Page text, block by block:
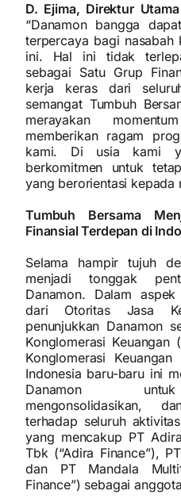
D. Ejima, Direktur
“Danamon bangga
terpercaya bagi nasabah
ini. Hal ini tidak
sebagai Satu Grup
kerja keras dari
semangat Tumbuh
merayakan
memberikan ragam
kami. Di usia kami
berkomitmen untuk
yang berorientasi kepada
Tumbuh Bersama
Finansial Terdepan di
Selama hampir tujuh
menjadi tonggak
Danamon. Dalam
dari Otoritas Jasa
penunjukkan Danamon
Konglomerasi Keuangan
Konglomerasi
Indonesia baru-baru ini
Danamon untuk
mengonsolidasikan,
terhadap seluruh
yang mencakup PT
Tbk (“Adira Finance”),
dan PT Mandala
Finance”) sebagai